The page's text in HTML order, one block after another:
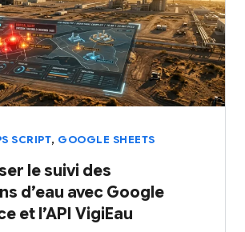
SCRIPT, GOOGLE SHEETS
le suivi des
d’eau avec Google
et l’API VigiEau